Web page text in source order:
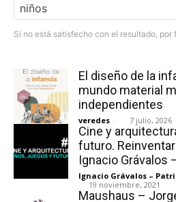
Si no está satisfecho con el resultado,
El diseño de la
mundo material
independientes
veredes - 7 julio, 2026
Cine y
futuro.
Ignacio Grávalos
Ignacio Grávalos –
19 noviembre, 2021
Maushaus –